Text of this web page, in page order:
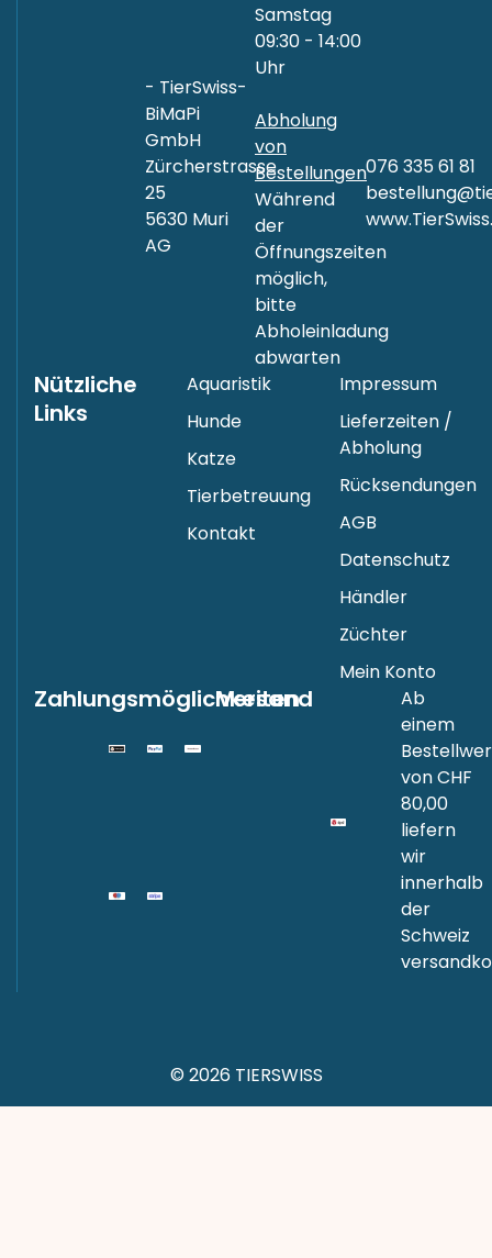
- TierSwiss-
BiMaPi
GmbH
Zürcherstrasse
25
5630 Muri
AG
Samstag
09:30 - 14:00
Uhr
Abholung
von
Bestellungen
Während
der
Öffnungszeiten
möglich,
bitte
Abholeinladung
abwarten
076 335 61 81
Nützliche
Links
Aquaristik
Hunde
Katze
Tierbetreuung
Kontakt
Impressum
Lieferzeiten /
Abholung
Rücksendungen
AGB
Datenschutz
Händler
Züchter
Mein Konto
Zahlungsmöglichkeiten
Versand
Ab
einem
von CHF
80,00
liefern
wir
innerhalb
der
Schweiz
© 2026 TIERSWISS